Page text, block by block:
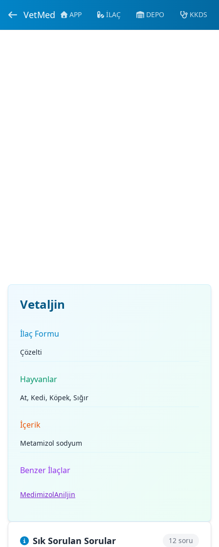
VetMed APP İLAÇ DEPO KKDS
Vetaljin
İlaç Formu
Çözelti
Hayvanlar
At, Kedi, Köpek, Sığır
İçerik
Metamizol sodyum
Benzer İlaçlar
MedimizolAniljin
Sık Sorulan Sorular 12 soru